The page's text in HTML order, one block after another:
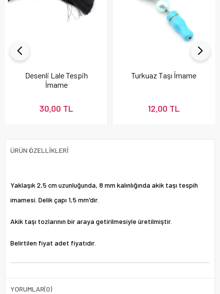
Desenli Lale Tespih
İmame
30,00 TL
Turkuaz Taşı İmame
12,00 TL
ÜRÜN ÖZELLIKLERI
Yaklaşık 2,5 cm uzunluğunda, 8 mm kalınlığında akik taşı tespih
imamesi. Delik çapı 1,5 mm'dir.
Akik taşı tozlarının bir araya getirilmesiyle üretilmiştir.
Belirtilen fiyat adet fiyatıdır.
YORUMLAR(0)